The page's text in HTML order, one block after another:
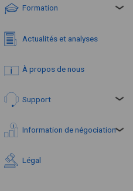
Formation
Actualités et analyses
À propos de nous
Support
Information de négociation
Légal